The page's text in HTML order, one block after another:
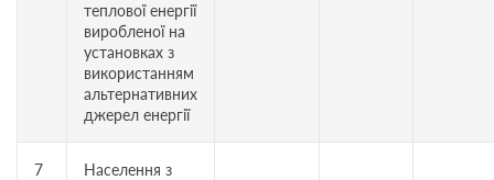
теплової енергії
виробленої на
установках з
використанням
альтернативних
джерел енергії
7
Населення з